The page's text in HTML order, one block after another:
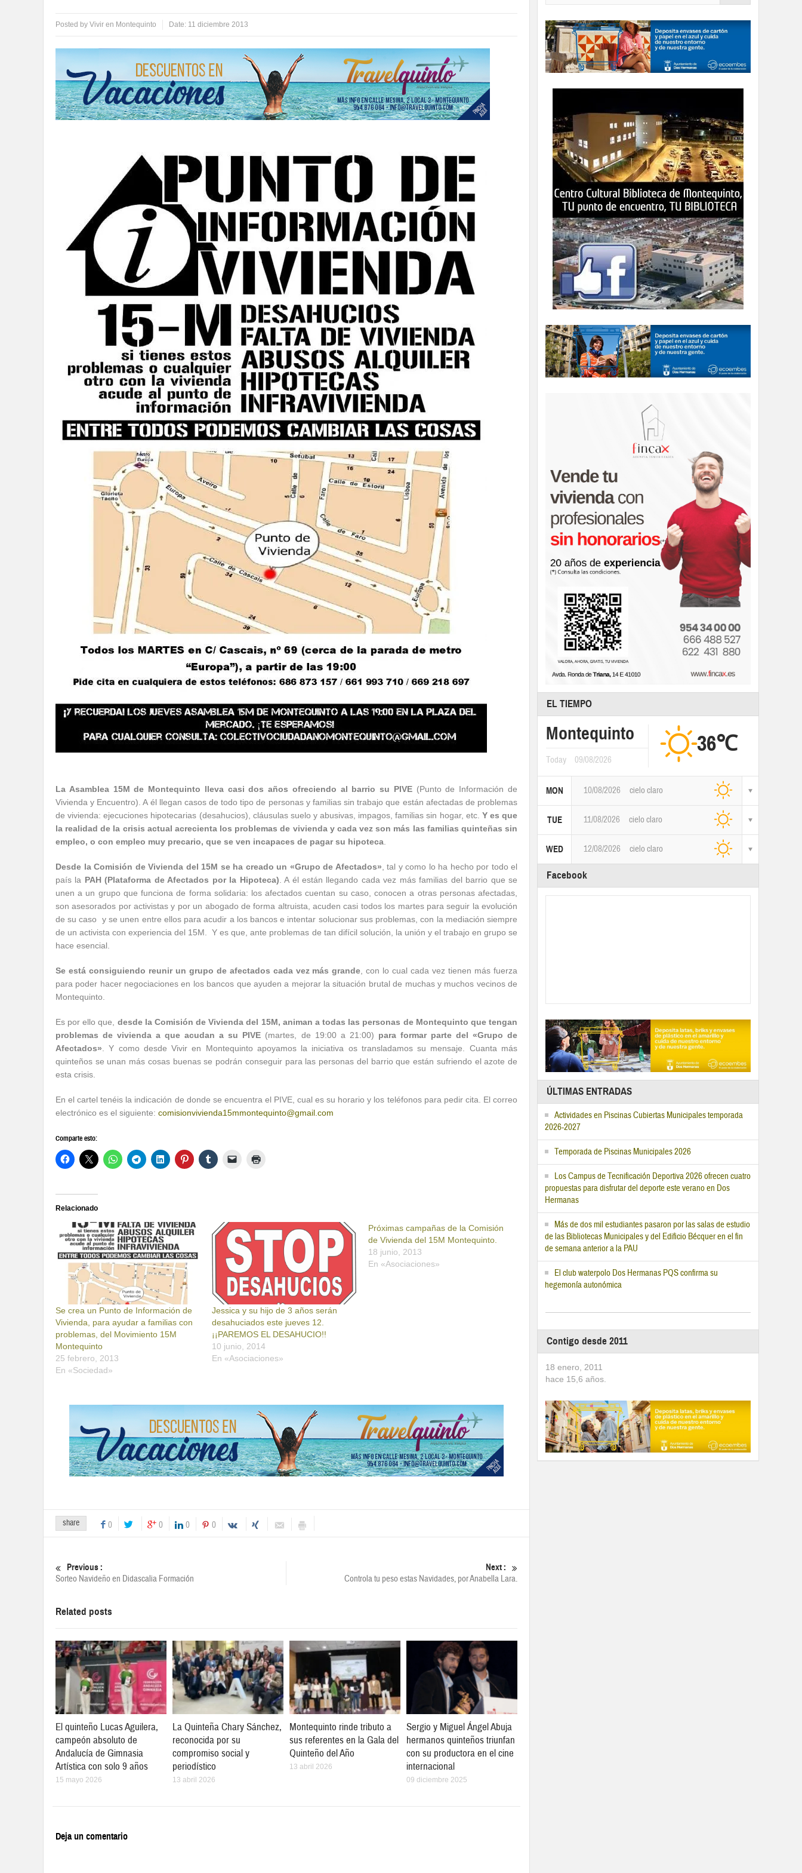
Posted by Vivir en Montequinto Date: 11 diciembre 2013
La Asamblea 15M de Montequinto lleva casi dos años ofreciendo al barrio su PIVE(Punto de Información de
Vivienda y Encuentro). A él llegan casos de todo tipo de personas y familias sin trabajo que están afectadas de problemas
de vivienda: ejecuciones hipotecarias (desahucios), cláusulas suelo y abusivas, impagos, familias sin hogar, etc. Y es que
la realidad de la crisis actual acrecienta los problemas de vivienda y cada vez son más las familias quinteñas sin
empleo, o con empleo muy precario, que se ven incapaces de pagar su hipoteca
Desde la Comisión de Vivienda del 15M se ha creado un «Grupo de Afectados» , tal y como lo ha hecho por todo el
país la PAH (Plataforma de Afectados por la Hipoteca) . A él están llegando cada vez más familias del barrio que se
unen a un grupo que funciona de forma solidaria: los afectados cuentan su caso, conocen a otras personas afectadas,
son asesorados por activistas y por un abogado de forma altruista, acuden casi todos los martes para seguir la evolución
de su caso y se unen entre ellos para acudir a los bancos e intentar solucionar sus problemas, con la mediación siempre
de un activista con experiencia del 15M. Y es que, ante problemas de tan difícil solución, la unión y el trabajo en grupo se
hace esencial.
Se está consiguiendo reunir un grupo de afectados cada vez más grande , con lo cual cada vez tienen más fuerza
para poder hacer negociaciones en los bancos que ayuden a mejorar la situación brutal de muchas y muchos vecinos de
Montequinto.
Es por ello que, desde la Comisión de Vivienda del 15M, animan a todas las personas de Montequinto que tengan
problemas de vivienda a que acudan a su PIVE (martes, de 19:00 a 21:00) para formar parte del «Grupo de
Afectados» . Y como desde Vivir en Montequinto apoyamos la iniciativa os transladamos su mensaje. Cuanta más
quinteños se unan más cosas buenas se podrán conseguir para las personas del barrio que están sufriendo el azote de
esta crisis.
En el cartel tenéis la indicación de donde se encuentra el PIVE, cual es su horario y los teléfonos para pedir cita. El correo
electrónico es el siguiente: comisionvivienda15mmontequinto@gmail.com
Comparte esto:
Relacionado
Se crea un Punto de Información de
Vivienda, para ayudar a familias con
problemas, del Movimiento 15M
Montequinto
25 febrero, 2013
En «Sociedad»
Jessica y su hijo de 3 años serán
desahuciados este jueves 12.
¡¡PAREMOS EL DESAHUCIO!!
10 junio, 2014
En «Asociaciones»
Próximas campañas de la Comisión
de Vivienda del 15M Montequinto.
18 junio, 2013
En «Asociaciones»
share 0 0 0 0
Previous :
Sorteo Navideño en Didascalia Formación
Next :
Controla tu peso estas Navidades, por Anabella Lara.
Related posts
El quinteño Lucas Aguilera,
campeón absoluto de
Andalucía de Gimnasia
Artística con solo 9 años
15 mayo 2026
La Quinteña Chary Sánchez,
reconocida por su
compromiso social y
periodístico
13 abril 2026
Montequinto rinde tributo a
sus referentes en la Gala del
Quinteño del Año
13 abril 2026
Sergio y Miguel Ángel Abuja
hermanos quinteños triunfan
con su productora en el cine
internacional
09 diciembre 2025
Deja un comentario
EL TIEMPO
Montequinto
Today 09/08/2026
36℃
MON 10/08/2026 cielo claro
TUE 11/08/2026 cielo claro
WED 12/08/2026 cielo claro
Facebook
ÚLTIMAS ENTRADAS
Actividades en Piscinas Cubiertas Municipales temporada
2026-2027
Temporada de Piscinas Municipales 2026
Los Campus de Tecnificación Deportiva 2026 ofrecen cuatro
propuestas para disfrutar del deporte este verano en Dos
Hermanas
Más de dos mil estudiantes pasaron por las salas de estudio
de las Bibliotecas Municipales y del Edificio Bécquer en el fin
de semana anterior a la PAU
El club waterpolo Dos Hermanas PQS confirma su
hegemonía autonómica
Contigo desde 2011
18 enero, 2011
hace 15,6 años.